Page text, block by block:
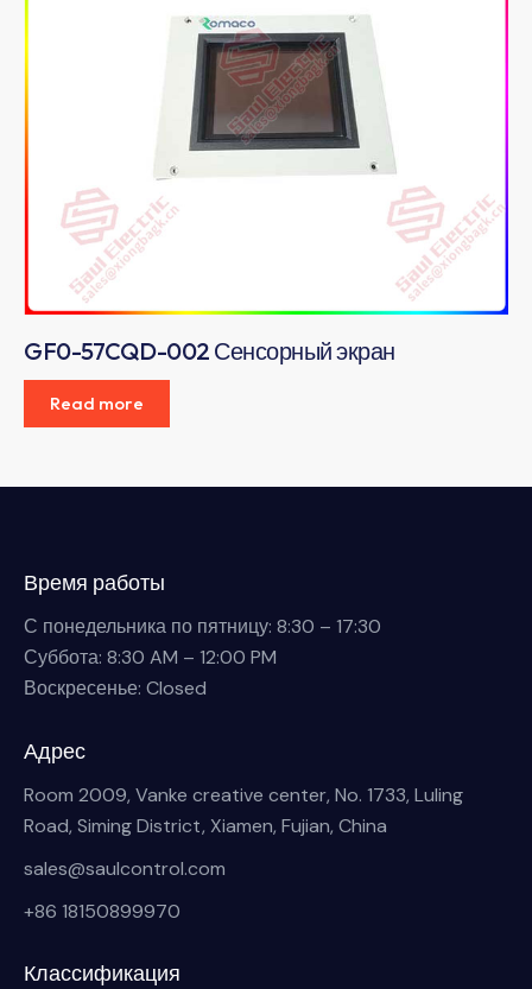
GF0-57CQD-002 Сенсорный экран
Read more
Время работы
С понедельника по пятницу: 8:30 – 17:30
Суббота: 8:30 AM – 12:00 PM
Воскресенье: Closed
Адрес
Room 2009, Vanke creative center, No. 1733, Luling
Road, Siming District, Xiamen, Fujian, China
sales@saulcontrol.com
+86 18150899970
Классификация